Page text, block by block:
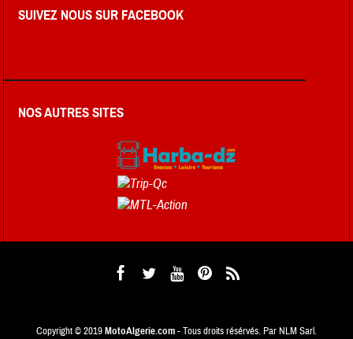
SUIVEZ NOUS SUR FACEBOOK
NOS AUTRES SITES
Copyright © 2019MotoAlgerie.com- Tous droits résérvés. Par NLM Sarl.